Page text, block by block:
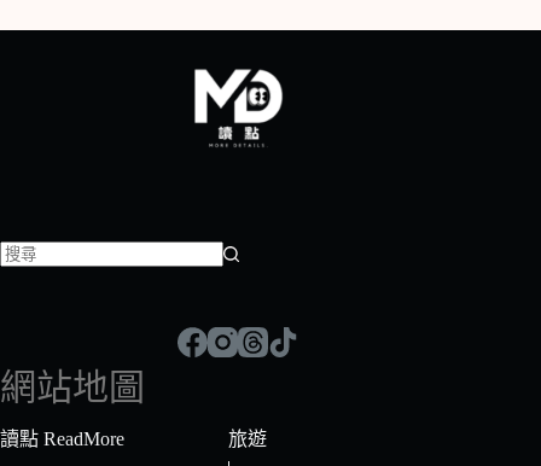
符
合
條
網站地圖
讀點 ReadMore
旅遊